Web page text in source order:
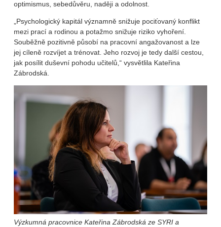
optimismus, sebedůvěru, naději a odolnost.
„Psychologický kapitál významně snižuje pociťovaný konflikt
mezi prací a rodinou a potažmo snižuje riziko vyhoření.
Souběžně pozitivně působí na pracovní angažovanost a lze
jej cíleně rozvíjet a trénovat. Jeho rozvoj je tedy další cestou,
jak posílit duševní pohodu učitelů,“ vysvětlila Kateřina
Zábrodská.
Výzkumná pracovnice Kateřina Zábrodská ze SYRI a